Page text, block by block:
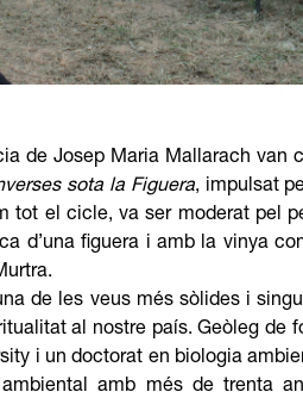
de Josep Maria Mallarach van
sota la Figuera, impulsat
tot el cicle, va ser moderat pel
d’una figuera i amb la vinya
de les veus més sòlides i
al nostre país. Geòleg de
i un doctorat en biologia
amb més de trenta